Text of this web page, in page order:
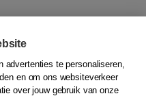
advertenties te personaliseren,
en om ons websiteverkeer
over jouw gebruik van onze